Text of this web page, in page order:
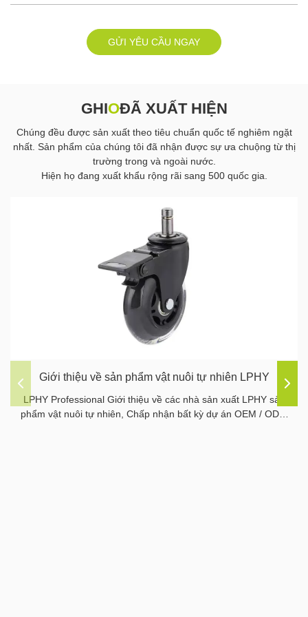
GỬI YÊU CẦU NGAY
GHIOĐÃ XUẤT HIỆN
Chúng đều được sản xuất theo tiêu chuẩn quốc tế nghiêm ngặt
nhất. Sản phẩm của chúng tôi đã nhận được sự ưa chuộng từ thị
trường trong và ngoài nước.
Hiện họ đang xuất khẩu rộng rãi sang 500 quốc gia.
Giới thiệu về sản phẩm vật nuôi tự nhiên LPHY
LPHY Professional Giới thiệu về các nhà sản xuất LPHY sản
phẩm vật nuôi tự nhiên, Chấp nhận bất kỳ dự án OEM / ODM